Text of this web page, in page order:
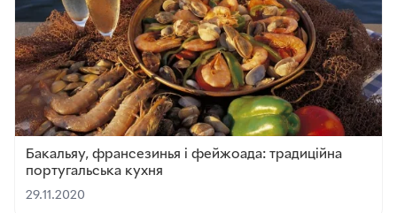
Бакальяу, франсезинья і фейжоада: традиційна
португальська кухня
29.11.2020